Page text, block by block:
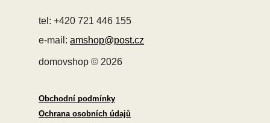
tel: +420 721 446 155
e-mail: amshop@post.cz
domovshop © 2026
Obchodní podmínky
Ochrana osobních údajů